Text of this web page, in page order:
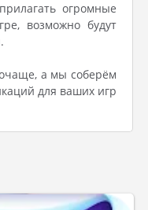
огромные
возможно будут
а мы соберём
для ваших игр